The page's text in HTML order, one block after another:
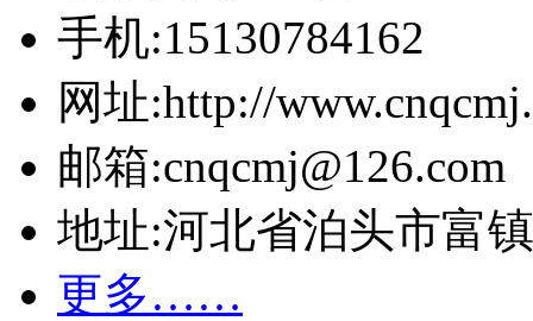
手机:15130784162
网址:http://
邮箱:cnqcmj@126.com
地址:河北省泊头市富
更多……